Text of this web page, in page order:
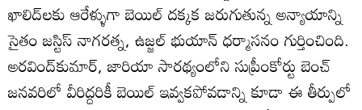
ఖాలిద్‌లకు ఆరేళ్ళుగా బెయిల్‌ దక్కక జరుగుతున్న అన్యాయాన్ని
సైతం జస్టిస్‌ నాగరత్న, ఉజ్జల్‌ భుయాన్‌ ధర్మాసనం గుర్తించింది.
అరవింద్‌కుమార్‌, జారియా సారథ్యంలోని సుప్రీంకోర్టు బెంచ్‌
జనవరిలో వీరిద్దరికీ బెయిల్‌ ఇవ్వకపోవడాన్ని కూడా ఈ తీర్పులో